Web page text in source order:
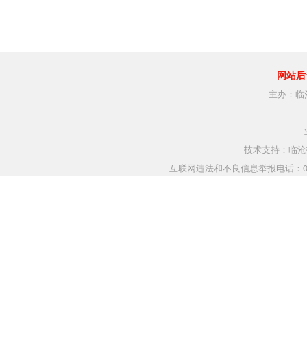
网站
主办：
技术支持：临
互联网违法和不良信息举报电话